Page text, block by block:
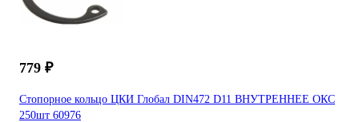
779 ₽
Стопорное кольцо ЦКИ Глобал DIN472 D11 ВНУТРЕННЕЕ ОКС
250шт 60976